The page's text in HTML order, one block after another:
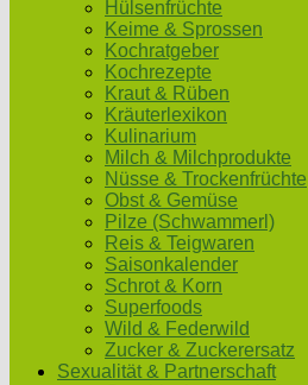
Hülsenfrüchte
Keime & Sprossen
Kochratgeber
Kochrezepte
Kraut & Rüben
Kräuterlexikon
Kulinarium
Milch & Milchprodukte
Nüsse & Trockenfrüchte
Obst & Gemüse
Pilze (Schwammerl)
Reis & Teigwaren
Saisonkalender
Schrot & Korn
Superfoods
Wild & Federwild
Zucker & Zuckerersatz
Sexualität & Partnerschaft